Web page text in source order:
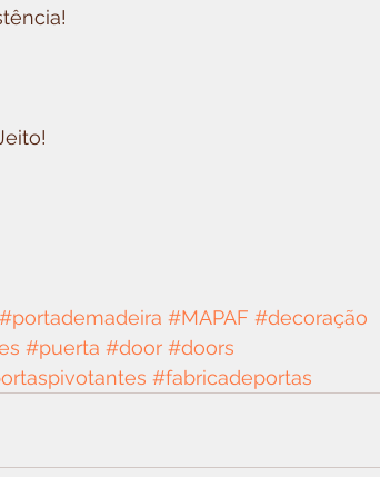
#portademadeira #MAPAF #decoração
#puerta #door #doors
#fabricadeportas